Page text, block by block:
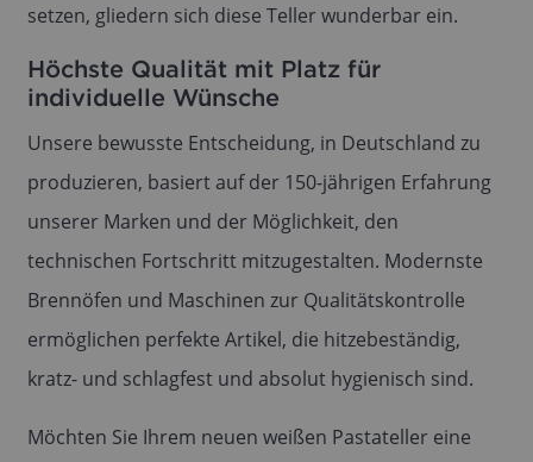
setzen, gliedern sich diese Teller wunderbar ein.
Höchste Qualität mit Platz für
individuelle Wünsche
Unsere bewusste Entscheidung, in Deutschland zu
produzieren, basiert auf der 150-jährigen Erfahrung
unserer Marken und der Möglichkeit, den
technischen Fortschritt mitzugestalten. Modernste
Brennöfen und Maschinen zur Qualitätskontrolle
ermöglichen perfekte Artikel, die hitzebeständig,
kratz- und schlagfest und absolut hygienisch sind.
Möchten Sie Ihrem neuen weißen Pastateller eine